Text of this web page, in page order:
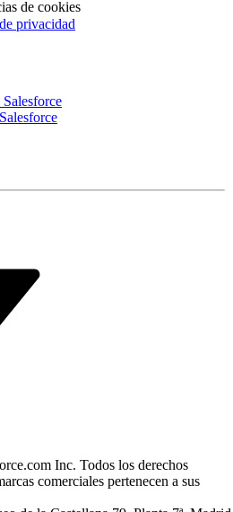
resultados
de cookies
privacidad
Inc. Todos los derechos
comerciales pertenecen a sus